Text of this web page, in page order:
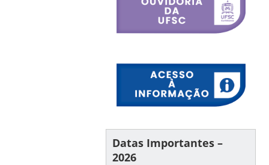
Datas Importantes –
2026